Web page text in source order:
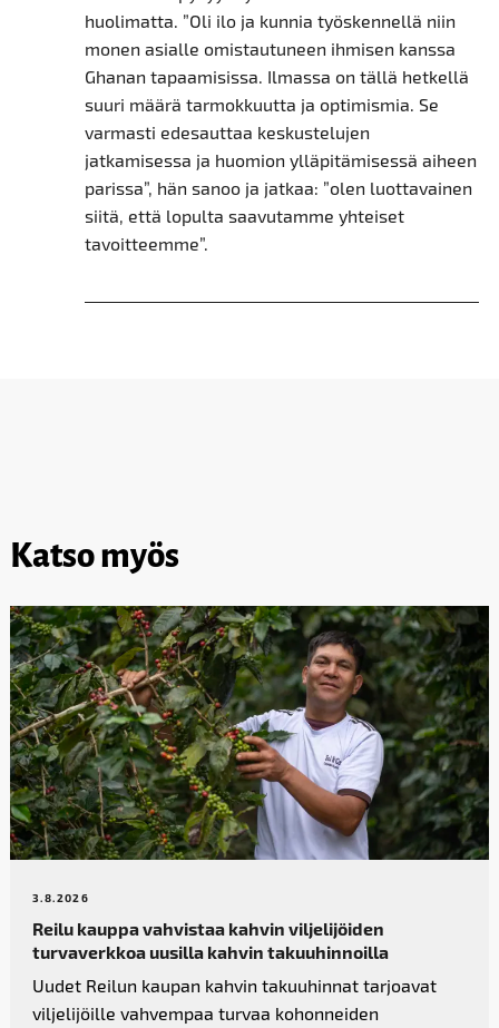
huolimatta. ”Oli ilo ja kunnia työskennellä niin
monen asialle omistautuneen ihmisen kanssa
Ghanan tapaamisissa. Ilmassa on tällä hetkellä
suuri määrä tarmokkuutta ja optimismia. Se
varmasti edesauttaa keskustelujen
jatkamisessa ja huomion ylläpitämisessä aiheen
parissa”, hän sanoo ja jatkaa: ”olen luottavainen
siitä, että lopulta saavutamme yhteiset
tavoitteemme”.
Katso myös
3.8.2026
Reilu kauppa vahvistaa kahvin­ viljelijöiden
turvaverkkoa uusilla kahvin takuuhinnoilla
Uudet Reilun kaupan kahvin takuuhinnat tarjoavat
viljelijöille vahvempaa turvaa kohonneiden